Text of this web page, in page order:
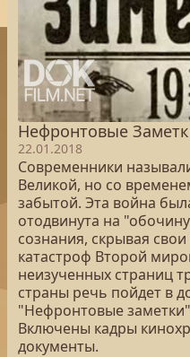
Нефронтовые
22.01.2018
Современники
Великой, но со
забытой. Эта война
отодвинута на
сознания, скрывая
катастроф Второй
неизученных страниц
страны речь пойдет в
"Нефронтовые
Включены кадры
документы.